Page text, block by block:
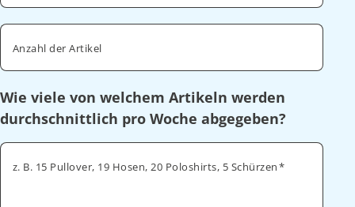
Anzahl der Artikel
Wie viele von welchem Artikeln werden
durchschnittlich pro Woche abgegeben?
z. B. 15 Pullover, 19 Hosen, 20 Poloshirts, 5 Schürzen